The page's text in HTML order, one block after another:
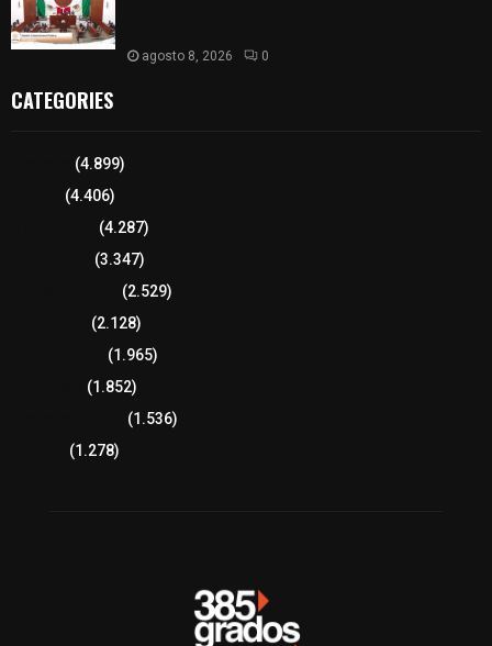
agosto 8, 2026 0
CATEGORIES
(4.899)
(4.406)
(4.287)
(3.347)
(2.529)
(2.128)
(1.965)
(1.852)
(1.536)
(1.278)